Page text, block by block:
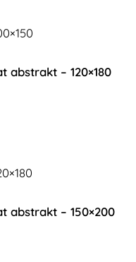
abstrakt – 120×180
abstrakt – 150×200